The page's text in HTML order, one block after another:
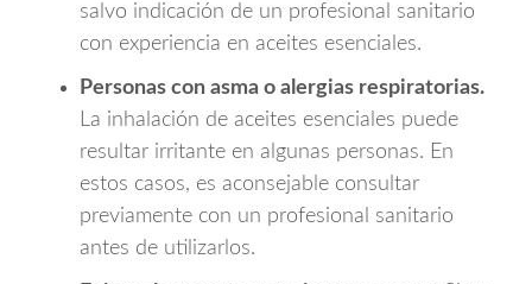
salvo indicación de un profesional sanitario
con experiencia en aceites esenciales.
Personas con asma o alergias respiratorias.
La inhalación de aceites esenciales puede
resultar irritante en algunas personas. En
estos casos, es aconsejable consultar
previamente con un profesional sanitario
antes de utilizarlos.